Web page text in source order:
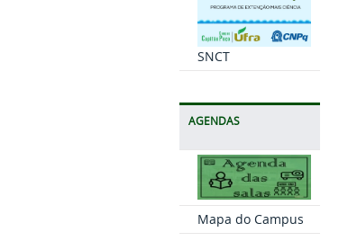
SNCT
AGENDAS
Mapa do Campus